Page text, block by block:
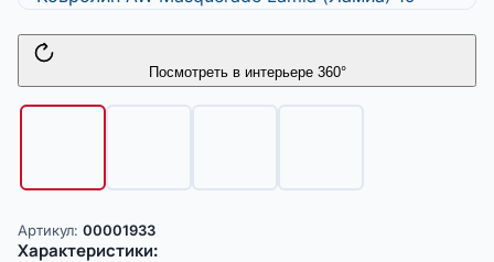
Посмотреть в интерьере 360°
Артикул: 00001933
Характеристики: